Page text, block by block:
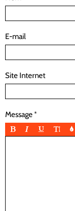
E-mail
Site Internet
Message